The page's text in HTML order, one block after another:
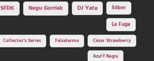
SFDK Negu Gorriak DJ Yata
Sôber
La Fuga
Collector's Series Falsalarma César Strawberry
Azul Y Negro